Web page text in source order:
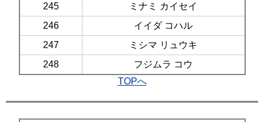
245
ミナミ カイセイ
246
イイダ コハル
247
ミシマ リュウキ
248
フジムラ コウ
TOPへ